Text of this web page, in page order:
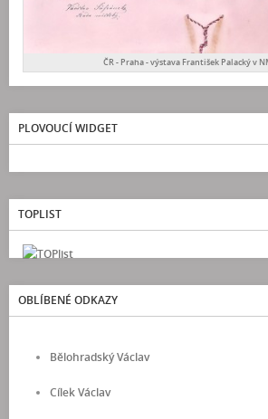
ČR - Praha - výstava František Palacký v
PLOVOUCÍ WIDGET
TOPLIST
OBLÍBENÉ ODKAZY
Bělohradský Václav
Cílek Václav